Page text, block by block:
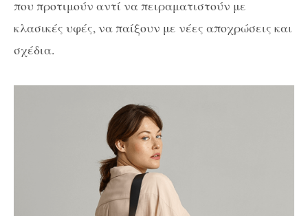
που προτιμούν αντί να πειραματιστούν με
κλασικές υφές, να παίξουν με νέες αποχρώσεις και
σχέδια.